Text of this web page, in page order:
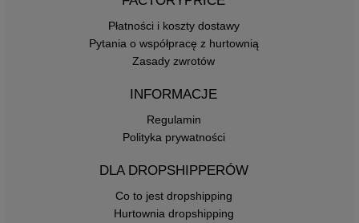
Płatności i koszty dostawy
Pytania o współpracę z hurtownią
Zasady zwrotów
INFORMACJE
Regulamin
Polityka prywatności
DLA DROPSHIPPERÓW
Co to jest dropshipping
Hurtownia dropshipping